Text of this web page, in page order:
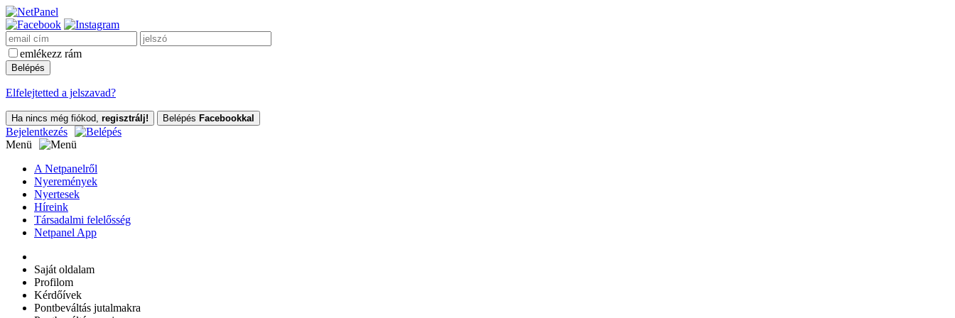
emlékezz rám
Elfelejtetted a jelszavad?
Ha nincs még fiókod, regisztrálj! Belépés Facebookkal
Bejelentkezés
Menü
A Netpanelről
Nyeremények
Nyertesek
Híreink
Társadalmi felelősség
Netpanel App
Saját oldalam
Profilom
Kérdőívek
Pontbeváltás jutalmakra